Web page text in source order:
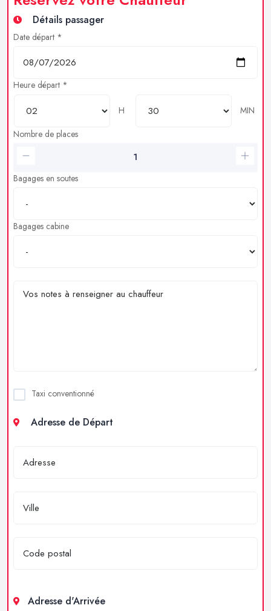
Détails passager
Date départ *
Heure départ *
H
MIN
Nombre de places
Bagages en soutes
Bagages cabine
Taxi conventionné
Adresse de Départ
Adresse d'Arrivée